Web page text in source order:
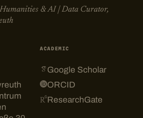
& AI | Data Curator,
ACADEMIC
Google Scholar
ORCID
ResearchGate